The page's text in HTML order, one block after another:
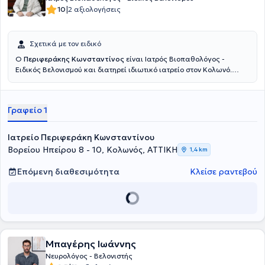
10|2 αξιολογήσεις
Σχετικά με τον ειδικό
Ο Περιφεράκης Κωνσταντίνος είναι Ιατρός Βιοπαθολόγος -
Ειδικός Βελονισμού και διατηρεί ιδιωτικό ιατρείο στον Κολωνό.
Medicina si Farmacie "Victor Babes" Timisoara και έχει ειδικευθεί
Νοσοκομείο Μεταξά. Παράλληλα, ο ιατρός έχει εκπαιδευθεί
Βελονισμό, στη Βοτανοθεραπεία, στην Ενεργειακή Θεραπεία Reiki
και στην Ιριδοσκόπηση, ενώ έχει μετεκπαιδευθεί στο Βελονισμό στο
Beijing University of Chinese Medicine, στη Κινεζική
Βοτανοθεραπευτική στο Διεθνές Μετεκπαιδευτικό Κέντρο
Βελονισμού. Μέχρι και σήμερα είναι Μέλος της Διδακτικής Ομάδας
Ιατρικής, καθώς και μέλος του Ιατρικού Συλλόγου Αθηνών, της
Ιριδολογίας. Τέλος, έχει συμμετάσχει 8ο και 15ο Πανελλήνιο
Συνέδριο Βελονισμού και μιλάει αγγλικά, ρουμανικά και ιταλικά.
Γραφείο 1
Ιατρείο Περιφεράκη Κωνσταντίνου
Βορείου Ηπείρου 8 - 10, Κολωνός, ΑΤΤΙΚΗ
1,4 km
Επόμενη διαθεσιμότητα Κλείσε ραντεβού
Μπαγέρης Ιωάννης
Νευρολόγος - Βελονιστής